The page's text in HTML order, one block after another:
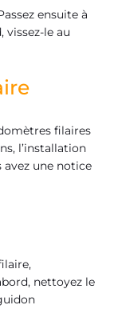
ensuite à
vissez-le au
filaires
l’installation
avez une notice
nettoyez le